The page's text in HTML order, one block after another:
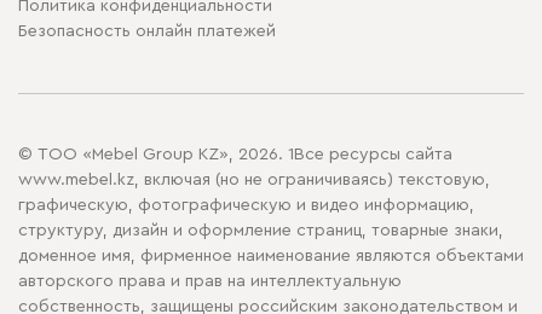
Политика конфиденциальности
Безопасность онлайн платежей
© ТОО «Mebel Group KZ», 2026. 1Все ресурсы сайта
www.mebel.kz, включая (но не ограничиваясь) текстовую,
графическую, фотографическую и видео информацию,
структуру, дизайн и оформление страниц, товарные знаки,
доменное имя, фирменное наименование являются объектами
авторского права и прав на интеллектуальную
собственность, защищены российским законодательством и